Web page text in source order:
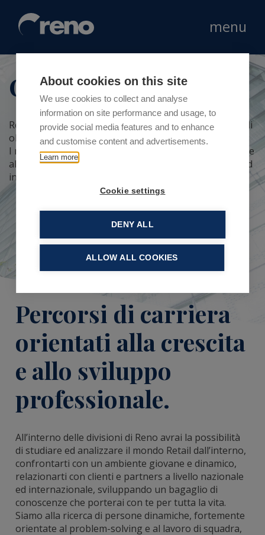
About cookies on this site
We use cookies to collect and analyse
information on site performance and usage, to
provide social media features and to enhance
and customise content and advertisements.
Learn more
Cookie settings
DENY ALL
ALLOW ALL COOKIES
menu
Carriera
Reno è un contesto dinamico ed internazionale, ricco di
obiettivi sfidanti.
I nostri percorsi di carriera sono orientati alla crescita e
allo sviluppo professionale, in un contesto dinamico ed
internazionale, ricco di obiettivi sfidanti.
Percorsi di carriera
orientati alla crescita
e allo sviluppo
professionale.
All’interno delle divisioni di Reno avrai la possibilità
di studiare ed analizzare il mondo Retail dall’interno,
confrontarti con un ambiente giovane e dinamico,
relazionarti con clienti e partners a livello nazionale
ed internazionale, sviluppando un bagaglio di
conoscenze che porterai con te per tutta la vita.
Siamo alla ricerca di persone dinamiche, fortemente
orientate al problem-solving e al lavoro di squadra,